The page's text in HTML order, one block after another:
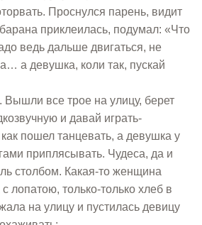
Проснулся парень, видит
приклеилась, подумал: «Что
ведь дальше двигаться, не
а девушка, коли так, пускай
все трое на улицу, берет
и давай играть-
пошел танцевать, а девушка у
приплясывать. Чудеса, да и
столбом. Какая-то женщина
лопатою, только-только хлеб в
на улицу и пустилась девицу